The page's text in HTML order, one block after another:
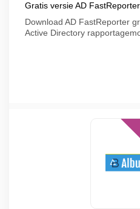
Gratis versie AD
Download AD FastReporter
Active Directory